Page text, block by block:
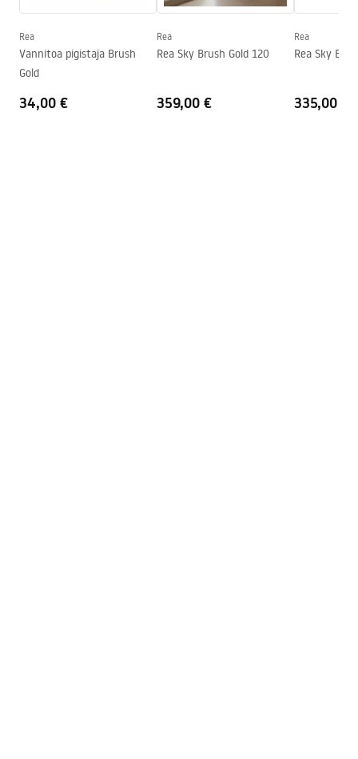
Jah
Kattetehnoloogia
Garantii
24 kuud
shower_set.pdf
Rea
Vannitoa pigistaja Brush
Gold
34,00 €
Rea
Rea Sky Brush Gold 120
359,00 €
Rea
Rea Sky
335,00 €